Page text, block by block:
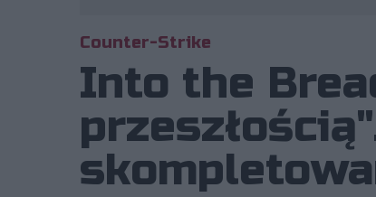
Counter-Strike
Into the